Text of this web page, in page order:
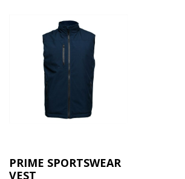
PRIME SPORTSWEAR
VEST